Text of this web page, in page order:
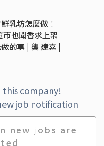
乳坊怎麼做！
也聞香求上架
的事 | 龔 建嘉 |
this company!
job notification
new jobs are